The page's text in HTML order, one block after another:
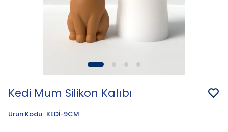
Kedi Mum Silikon Kalıbı
Ürün Kodu: KEDİ-9CM